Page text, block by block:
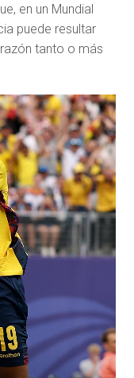
en un Mundial
puede resultar
tanto o más